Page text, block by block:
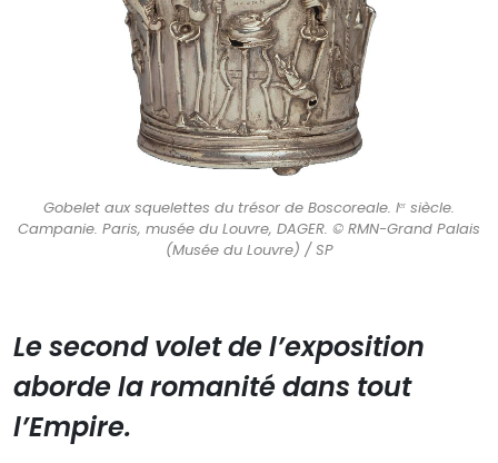
Gobelet aux squelettes du trésor de Boscoreale. Iᵉʳ siècle.
Campanie. Paris, musée du Louvre, DAGER. © RMN-Grand Palais
(Musée du Louvre) / SP
Le second volet de l’exposition
aborde la romanité dans tout
l’Empire.